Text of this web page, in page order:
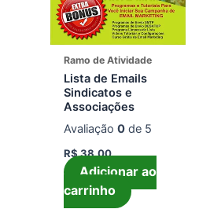
Ramo de Atividade
Lista de Emails
Sindicatos e
Associações
Avaliação0 de 5
R$38,00
Adicionar ao
carrinho